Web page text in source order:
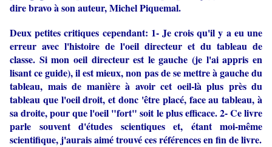
dire bravo à son auteur, Michel Piquemal.
Deux petites critiques cependant: 1- Je crois qu'il y a eu une
erreur avec l'histoire de l'oeil directeur et du tableau de
classe. Si mon oeil directeur est le gauche (je l'ai appris en
lisant ce guide), il est mieux, non pas de se mettre à gauche du
tableau, mais de manière à avoir cet oeil-là plus près du
tableau que l'oeil droit, et donc 'être placé, face au tableau, à
sa droite, pour que l'oeil "fort" soit le plus efficace. 2- Ce livre
parle souvent d'études scientiques et, étant moi-même
scientifique, j'aurais aimé trouvé ces références en fin de livre.